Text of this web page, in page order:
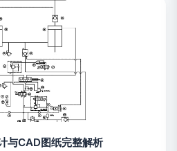
与CAD图纸完整解析